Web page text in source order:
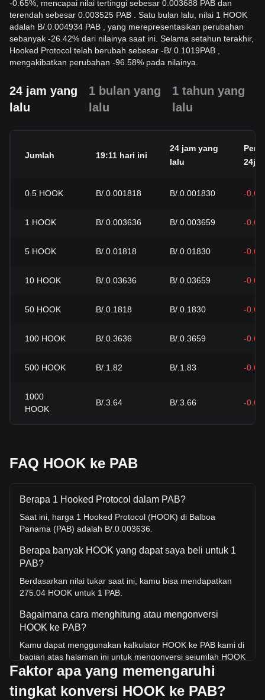
-0.65%, mencapai nilai tertinggi sebesar 0.003688 PAB dan
terendah sebesar 0.003525 PAB . Satu bulan lalu, nilai 1 HOOK
adalah B/.0.004934 PAB , yang merepresentasikan perubahan
sebanyak -26.42% dari nilainya saat ini. Selama setahun terakhir,
Hooked Protocol telah berubah sebesar -B/. 0.1019PAB
mengakibatkan perubahan -96.58% pada nilainya.
24 jam yang
lalu
1 bulan yang
lalu
1 tahun yang
lalu
Jumlah 19:11 hari ini
24 jam yang
lalu
24j
0.5 HOOK B/.0.001818 B/.0.001830 -
1 HOOK B/.0.003636 B/.0.003659 -
5 HOOK B/.0.01818 B/.0.01830 -
10 HOOK B/.0.03636 B/.0.03659 -
50 HOOK B/.0.1818 B/.0.1830 -
100 HOOK B/.0.3636 B/.0.3659 -
500 HOOK B/.1.82 B/.1.83 -
1000
HOOK
B/.3.64 B/.3.66 -
FAQ HOOK ke PAB
Berapa 1 Hooked Protocol dalam PAB?
Saat ini, harga 1 Hooked Protocol (HOOK) di Balboa
Panama (PAB) adalah B/.0.003636.
Berapa banyak HOOK yang dapat saya beli untuk 1
PAB?
Berdasarkan nilai tukar saat ini, kamu bisa mendapatkan
275.04 HOOK untuk 1 PAB.
Bagaimana cara menghitung atau mengonversi
HOOK ke PAB?
Kamu dapat menggunakan kalkulator HOOK ke PAB kami di
bagian atas halaman ini untuk mengonversi sejumlah HOOK
ke PAB. Kami juga menyertakan tabel referensi cepat untuk
konversi yang paling populer. Misalnya, 5 PAB setara
dengan 1,375.2 HOOK, sedangkan 5 HOOK akan berharga
Faktor apa yang memengaruhi
tingkat konversi HOOK ke PAB?